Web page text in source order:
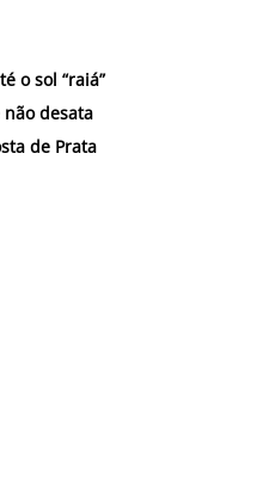
o sol “raiá”
desata
de Prata